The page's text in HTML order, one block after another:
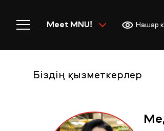
Meet MNU! Нашар
Басты бет
Біздің қызметкерлер